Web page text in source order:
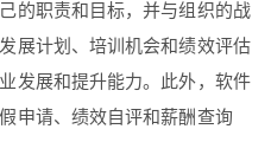
的职责和目标，并与组织的战
展计划、培训机会和绩效评估
发展和提升能力。此外，软件
申请、绩效自评和薪酬查询